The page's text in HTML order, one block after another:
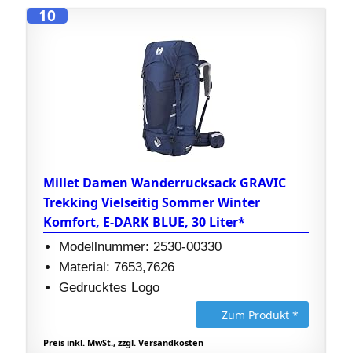
10
Millet Damen Wanderrucksack GRAVIC
Trekking Vielseitig Sommer Winter
Komfort, E-DARK BLUE, 30 Liter*
Modellnummer: 2530-00330
Material: 7653,7626
Gedrucktes Logo
Zum Produkt *
Preis inkl. MwSt., zzgl. Versandkosten